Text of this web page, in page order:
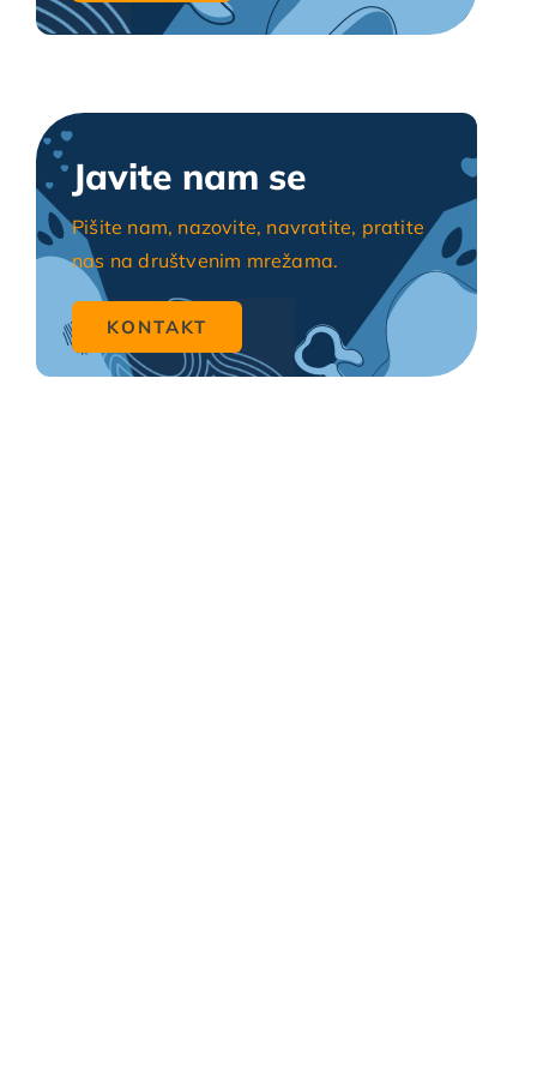
Javite nam se
Pišite nam, nazovite, navratite, pratite
nas na društvenim mrežama.
KONTAKT